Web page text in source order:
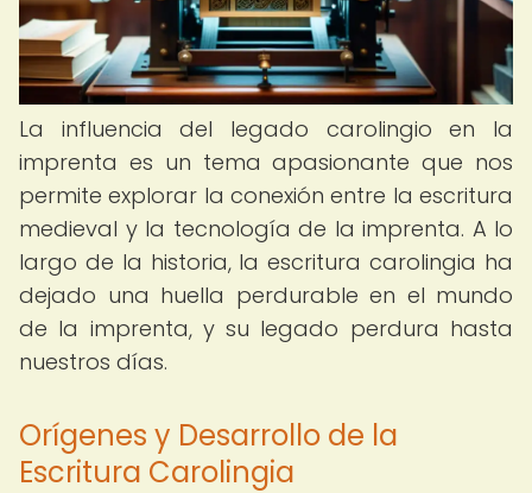
La influencia del legado carolingio en la
imprenta es un tema apasionante que nos
permite explorar la conexión entre la escritura
medieval y la tecnología de la imprenta. A lo
largo de la historia, la escritura carolingia ha
dejado una huella perdurable en el mundo
de la imprenta, y su legado perdura hasta
nuestros días.
Orígenes y Desarrollo de la
Escritura Carolingia